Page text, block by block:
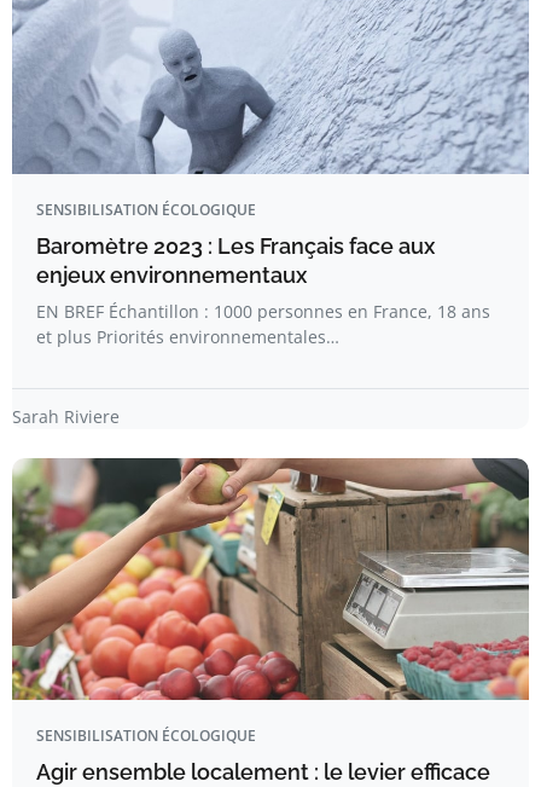
SENSIBILISATION ÉCOLOGIQUE
Baromètre 2023 : Les Français face aux
enjeux environnementaux
EN BREF Échantillon : 1000 personnes en France, 18 ans
et plus Priorités environnementales…
Sarah Riviere
SENSIBILISATION ÉCOLOGIQUE
Agir ensemble localement : le levier efficace